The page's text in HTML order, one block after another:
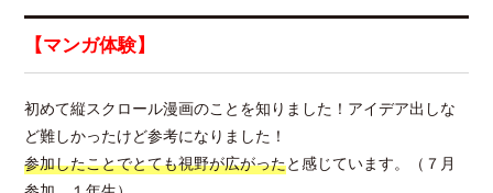
【マンガ体験】
初めて縦スクロール漫画のことを知りました！アイデア出しな
ど難しかったけど参考になりました！
参加したことでとても視野が広がったと感じています。（７月